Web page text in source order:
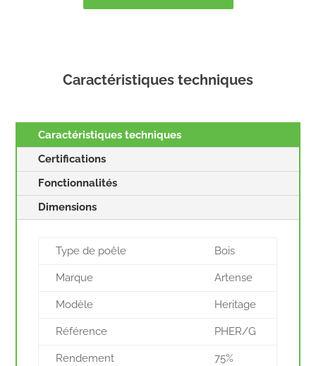
Caractéristiques techniques
Caractéristiques techniques
Certifications
Fonctionnalités
Dimensions
Type de poêle Bois
Marque Artense
Modèle Heritage
Référence PHER/G
Rendement 75%